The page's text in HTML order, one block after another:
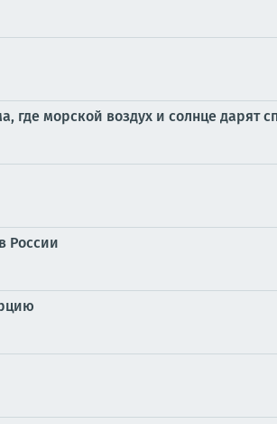
морской воздух и солнце дарят
России